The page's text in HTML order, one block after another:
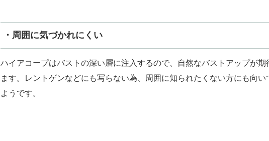
・周囲に気づかれにくい
ハイアコープはバストの深い層に注入するので、自然なバストアップが期
ます。レントゲンなどにも写らない為、周囲に知られたくない方にも向い
ようです。